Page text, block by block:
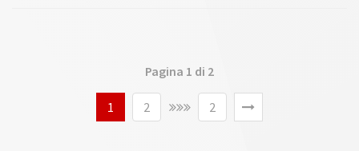
avendo a lato Timoko e Trebol in percussione esterna, mentre Bold
Eagle attende gli eventi in pariglia...
Pagina 1 di 2
1 2 2